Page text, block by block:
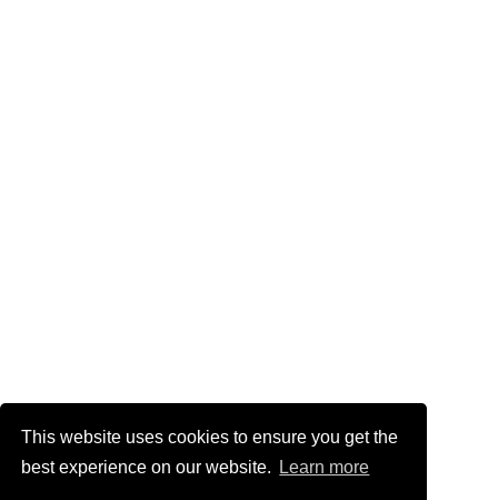
This website uses cookies to ensure you get the
best experience on our website.
Learn more